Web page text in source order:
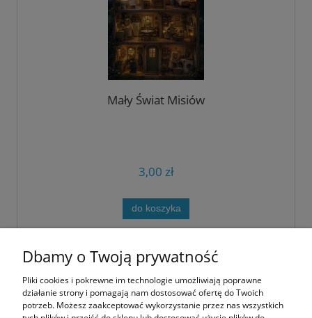
Mały Świat Misiów
3,00 zł
do koszyka
NOWOŚĆ
Dbamy o Twoją prywatność
Pliki cookies i pokrewne im technologie umożliwiają poprawne
działanie strony i pomagają nam dostosować ofertę do Twoich
potrzeb. Możesz zaakceptować wykorzystanie przez nas wszystkich